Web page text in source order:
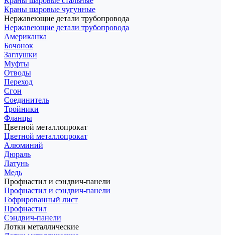
Краны шаровые чугунные
Нержавеющие детали трубопровода
Нержавеющие детали трубопровода
Американка
Бочонок
Заглушки
Муфты
Отводы
Переход
Сгон
Соединитель
Тройники
Фланцы
Цветной металлопрокат
Цветной металлопрокат
Алюминий
Дюраль
Латунь
Медь
Профнастил и сэндвич-панели
Профнастил и сэндвич-панели
Гофрированный лист
Профнастил
Сэндвич-панели
Лотки металлические